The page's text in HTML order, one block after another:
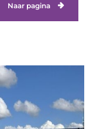
Naar pagina